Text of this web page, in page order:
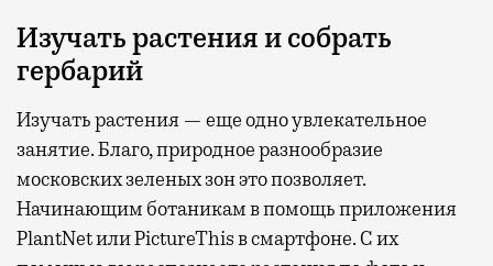
Изучать растения и собрать
гербарий
Изучать растения — еще одно увлекательное
занятие. Благо, природное разнообразие
московских зеленых зон это позволяет.
Начинающим ботаникам в помощь приложения
PlantNet или PictureThis в смартфоне. С их